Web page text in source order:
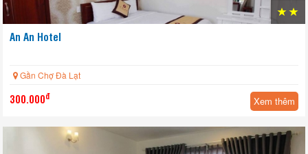
HOT
An An Hotel
Gần Chợ Đà Lạt
300.000đ Xem thêm